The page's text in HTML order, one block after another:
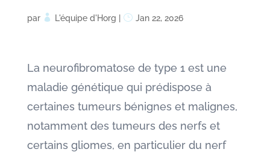
par L'équipe d'Horg Jan 22, 2026
La neurofibromatose de type 1 est une
maladie génétique qui prédispose à
certaines tumeurs bénignes et malignes,
notamment des tumeurs des nerfs et
certains gliomes, en particulier du nerf